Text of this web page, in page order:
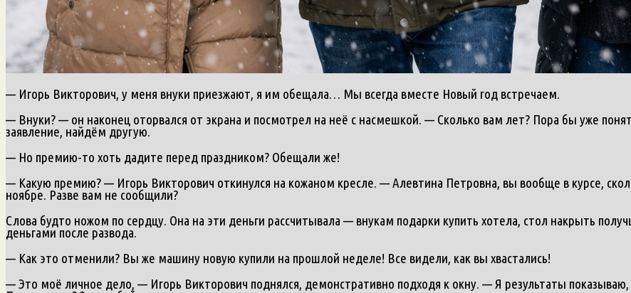
— Игорь Викторович, у меня внуки приезжают, я им обещала… Мы всегда вместе Новый год встречаем.
— Внуки? — он наконец оторвался от экрана и посмотрел на неё с насмешкой. — Сколько вам лет? Пора бы уже
заявление, найдём другую.
— Но премию-то хоть дадите перед праздником? Обещали же!
— Какую премию? — Игорь Викторович откинулся на кожаном кресле. — Алевтина Петровна, вы вообще в курсе,
ноябре. Разве вам не сообщили?
Слова будто ножом по сердцу. Она на эти деньги рассчитывала — внукам подарки купить хотела, стол накрыть
деньгами после развода.
— Как это отменили? Вы же машину новую купили на прошлой неделе! Все видели, как вы хвастались!
— Это моё личное дело, — Игорь Викторович поднялся, демонстративно подходя к окну. — Я результаты